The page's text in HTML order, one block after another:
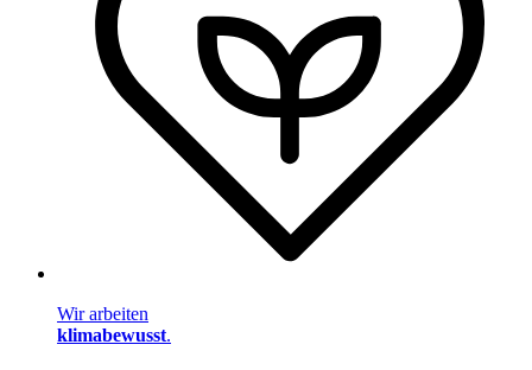
Wir arbeiten
klimabewusst.